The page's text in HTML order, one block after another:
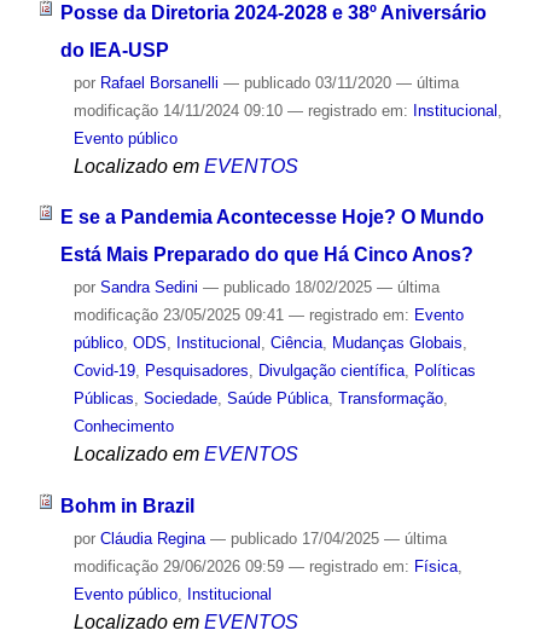
Posse da Diretoria 2024-2028 e 38º Aniversário
do IEA-USP
por Rafael Borsanelli — publicado03/11/2020 — última
modificação14/11/2024 09:10 — registrado em: Institucional
Evento público
Localizado em EVENTOS
E se a Pandemia Acontecesse Hoje? O Mundo
Está Mais Preparado do que Há Cinco Anos?
por Sandra Sedini — publicado18/02/2025 — última
modificação23/05/2025 09:41 — registrado em: Evento
público, ODS, Institucional , Ciência, Mudanças Globais,
Covid-19, Pesquisadores, Divulgação científica, Políticas
Públicas, Sociedade, Saúde Pública, Transformação,
Conhecimento
Localizado em EVENTOS
Bohm in Brazil
por Cláudia Regina — publicado17/04/2025 — última
modificação29/06/2026 09:59 — registrado em: Física,
Evento público, Institucional
Localizado em EVENTOS